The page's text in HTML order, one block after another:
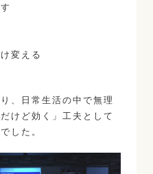
変える
、日常生活の中で無理
けど効く」工夫として
した。